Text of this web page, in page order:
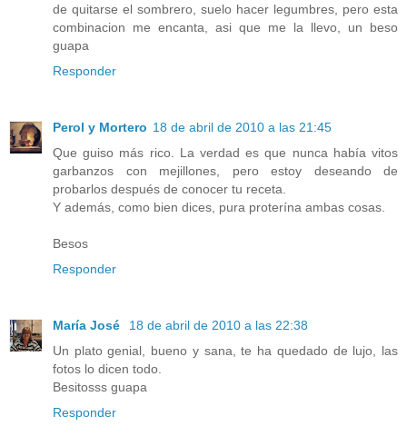
de quitarse el sombrero, suelo hacer legumbres, pero esta
combinacion me encanta, asi que me la llevo, un beso
guapa
Responder
Perol y Mortero 18 de abril de 2010 a las 21:45
Que guiso más rico. La verdad es que nunca había vitos
garbanzos con mejillones, pero estoy deseando de
probarlos después de conocer tu receta.
Y además, como bien dices, pura proterína ambas cosas.
Besos
Responder
María José
18 de abril de 2010 a las 22:38
Un plato genial, bueno y sana, te ha quedado de lujo, las
fotos lo dicen todo.
Besitosss guapa
Responder